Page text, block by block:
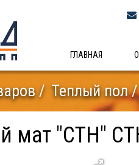
ГЛАВНАЯ
Теплый пол
мат "СТН"